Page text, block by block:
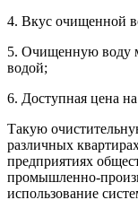
4. Вкус очищенной
5. Очищенную воду
водой;
6. Доступная цена
Такую
различных
предприятиях
промышленно-
использование